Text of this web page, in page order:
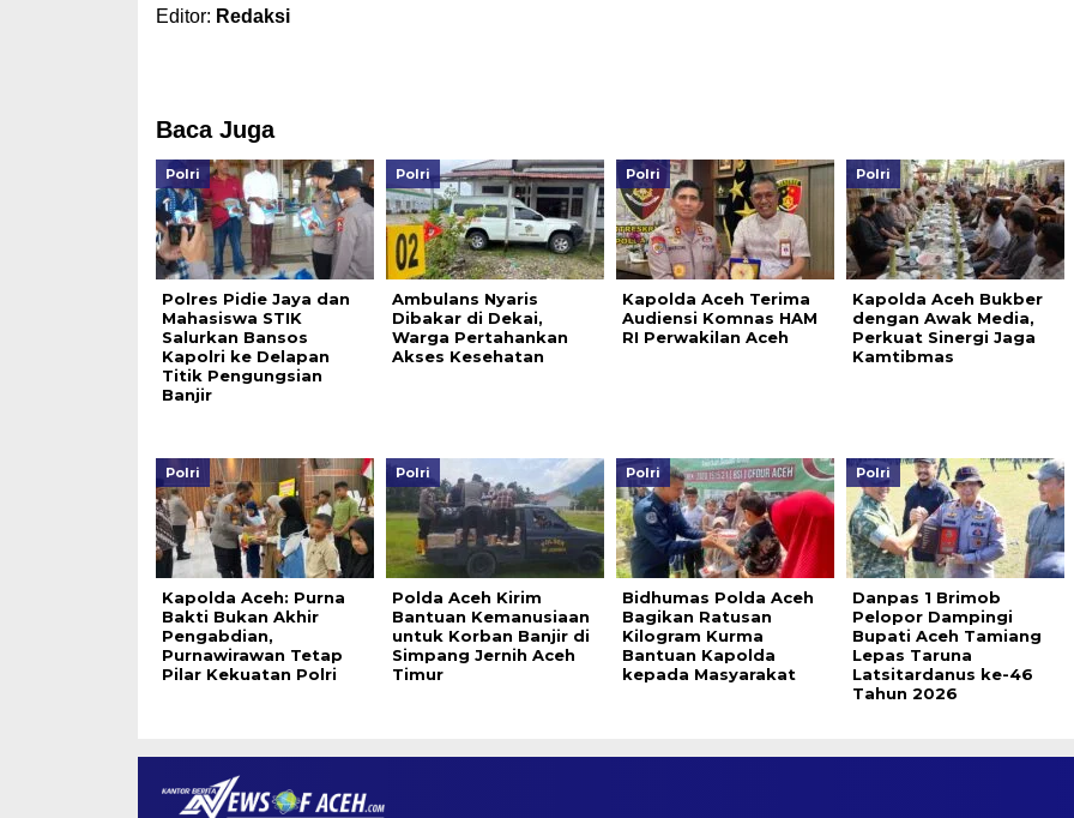
Editor: Redaksi
Baca Juga
Polri
Polres Pidie Jaya dan
Mahasiswa STIK
Salurkan Bansos
Kapolri ke Delapan
Titik Pengungsian
Banjir
Polri
Ambulans Nyaris
Dibakar di Dekai,
Warga Pertahankan
Akses Kesehatan
Polri
Kapolda Aceh Terima
Audiensi Komnas HAM
RI Perwakilan Aceh
Polri
Kapolda Aceh Bukber
dengan Awak Media,
Perkuat Sinergi Jaga
Kamtibmas
Polri
Kapolda Aceh: Purna
Bakti Bukan Akhir
Pengabdian,
Purnawirawan Tetap
Pilar Kekuatan Polri
Polri
Polda Aceh Kirim
Bantuan Kemanusiaan
untuk Korban Banjir di
Simpang Jernih Aceh
Timur
Polri
Bidhumas Polda Aceh
Bagikan Ratusan
Kilogram Kurma
Bantuan Kapolda
kepada Masyarakat
Polri
Danpas 1 Brimob
Pelopor Dampingi
Bupati Aceh Tamiang
Lepas Taruna
Latsitardanus ke-46
Tahun 2026